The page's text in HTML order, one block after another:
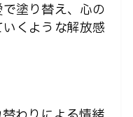
塗り替え、心の
くような解放感